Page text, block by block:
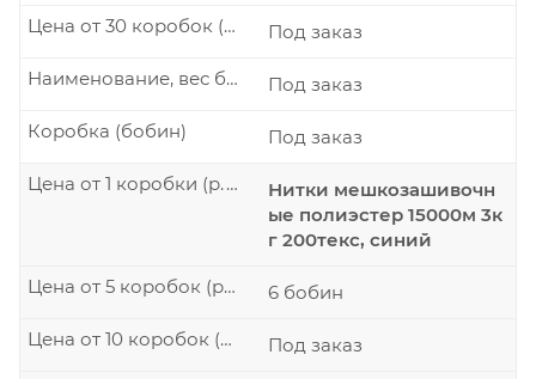
Под заказ
Цена от 30 коробок (р./шт.)
Под заказ
Наименование, вес бобины
Под заказ
Коробка (бобин)
Нитки мешкозашивочн
ые полиэстер 15000м 3к
г 200текс, синий
Цена от 1 коробки (р./шт.)
6 бобин
Цена от 5 коробок (р./шт.)
Под заказ
Цена от 10 коробок (р./шт.)